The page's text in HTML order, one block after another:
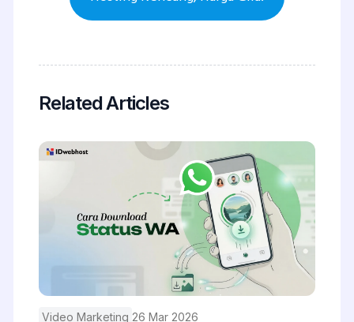
Related Articles
Video Marketing 26 Mar 2026